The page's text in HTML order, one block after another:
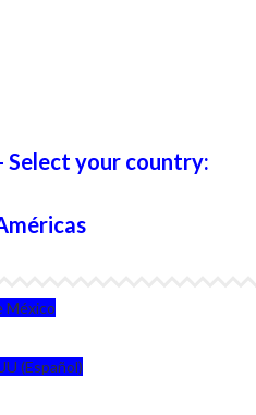
Select your country:
México
(Español)